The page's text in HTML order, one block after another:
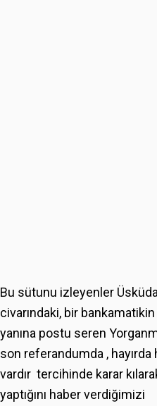
Bu sütunu izleyenler
civarındaki, bir bankamatikin
yanına postu seren
son referandumda , hayırda
vardır tercihinde karar
yaptığını haber verdiğimizi